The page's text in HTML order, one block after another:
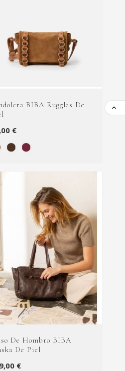
BIBA Ruggles De
€
De Hombro BIBA
De Piel
€
